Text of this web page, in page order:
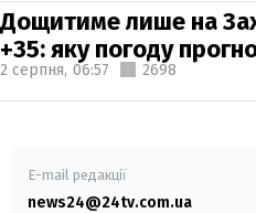
Дощитиме лише на
+35: яку погоду
2 серпня, 06:57 2698
E-mail редакції
news24@24tv.com.ua